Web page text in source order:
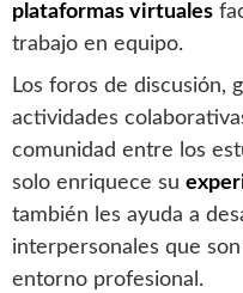
plataformas virtuales
trabajo en equipo.
Los foros de discusión,
actividades
comunidad entre los
solo enriquece su
también les ayuda a
interpersonales que
entorno profesional.